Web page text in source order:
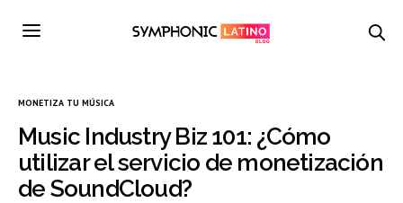
MONETIZA TU MÚSICA
Music Industry Biz 101: ¿Cómo
utilizar el servicio de monetización
de SoundCloud?